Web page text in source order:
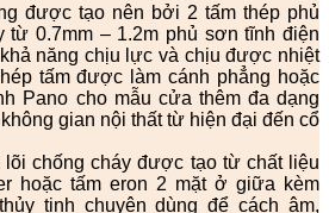
được tạo nên bởi 2 tấm thép phủ
từ 0.7mm – 1.2m phủ sơn tĩnh điện
năng chịu lực và chịu được nhiệt
tấm được làm cánh phẳng hoặc
Pano cho mẫu cửa thêm đa dạng
gian nội thất từ hiện đại đến cổ
chống cháy được tạo từ chất liệu
hoặc tấm eron 2 mặt ở giữa kèm
tinh chuyên dùng để cách âm,